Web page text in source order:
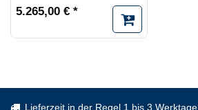
5.265,00 € *
Lieferzeit in der Regel 1 bis 3 Werktage